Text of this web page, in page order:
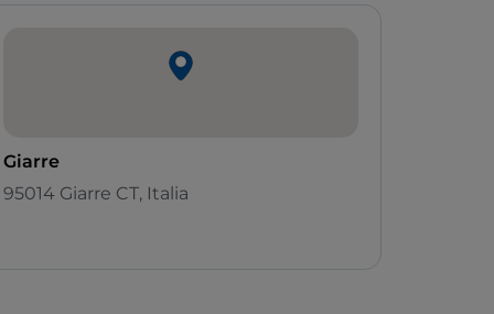
Giarre
95014 Giarre CT, Italia